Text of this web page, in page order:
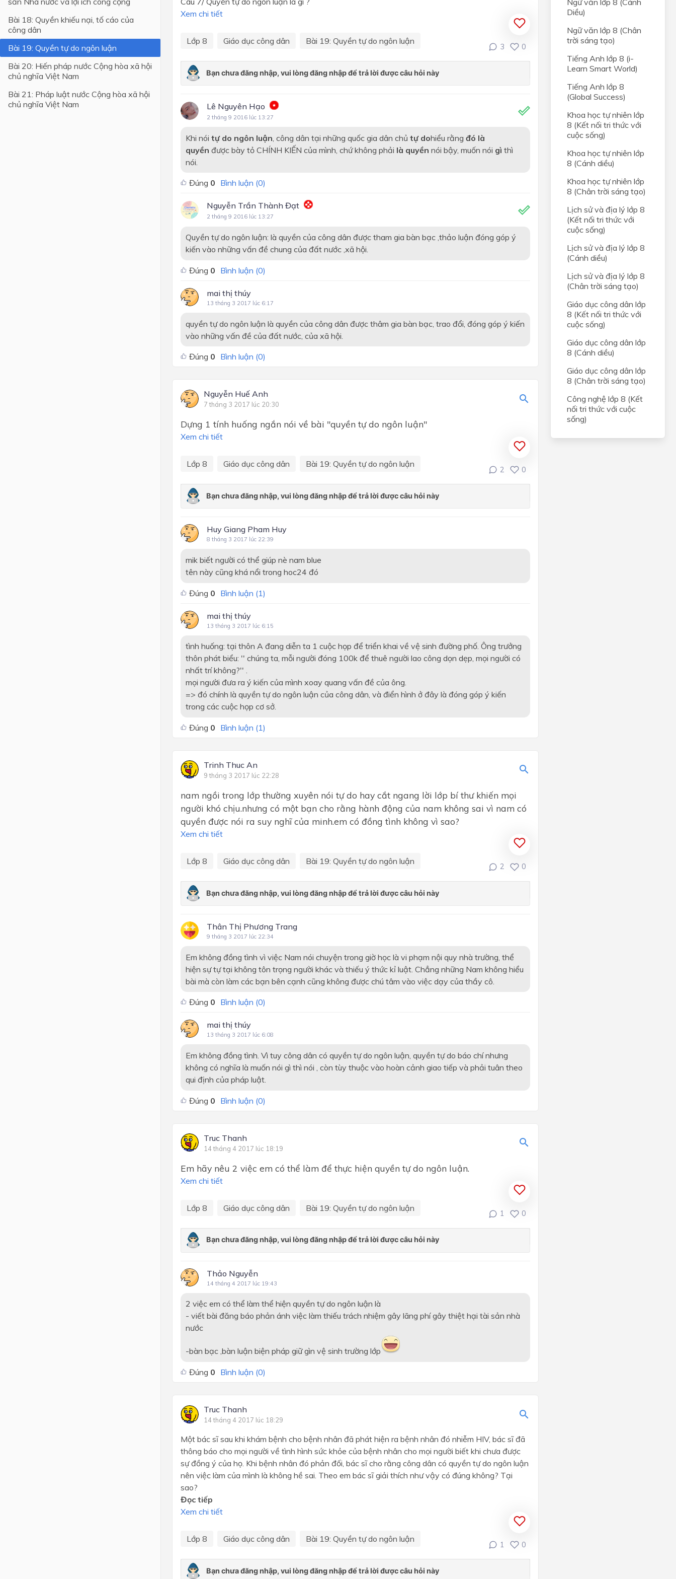
Lớp 4
Lớp 2
Lớp 1
Bài 18: Quyền khiếu nại, tố cáo của
công dân
Bài 19: Quyền tự do ngôn luận
Bài 20: Hiến pháp nước Cộng hòa xã hội
chủ nghĩa Việt Nam
Bài 21: Pháp luật nước Cộng hòa xã hội
chủ nghĩa Việt Nam
Xem chi tiết
Lớp 8 Giáo dục công dân Bài 19: Quyền tự do ngôn luận
3 0
Lê Nguyên Hạo
2 tháng 9 2016 lúc 13:27
Khi nói tự do ngôn luận , công dân tại những quốc gia dân chủ tự dohiểu rằng đó là
quyền được bày tỏ CHÍNH KIẾN của mình, chứ không phải là quyền nói bậy, muốn nói gì thì
nói.
Đúng 0 Bình luận (0)
Nguyễn Trần Thành Đạt
2 tháng 9 2016 lúc 13:27
Quyền tự do ngôn luận: là quyền của công dân được tham gia bàn bạc ,thảo luận đóng góp ý
kiến vào những vấn đề chung của đất nước ,xã hội.
Đúng 0 Bình luận (0)
mai thị thúy
13 tháng 3 2017 lúc 6:17
quyền tự do ngôn luận là quyền của công dân được thâm gia bàn bạc, trao đổi, đóng góp ý kiến
vào những vấn đề của đất nước, của xã hội.
Đúng 0 Bình luận (0)
Nguyễn Huế Anh
7 tháng 3 2017 lúc 20:30
Dựng 1 tính huống ngắn nói về bài "quyền tự do ngôn luận"
Xem chi tiết
Lớp 8 Giáo dục công dân Bài 19: Quyền tự do ngôn luận
2 0
Huy Giang Pham Huy
8 tháng 3 2017 lúc 22:39
mik biết người có thể giúp nè nam blue
tên này cũng khá nổi trong hoc24 đó
Đúng 0 Bình luận (1)
mai thị thúy
13 tháng 3 2017 lúc 6:15
tình huống: tại thôn A đang diễn ta 1 cuộc họp để triển khai về vệ sinh đường phố. Ông trưởng
thôn phát biểu: '' chúng ta, mỗi người đóng 100k để thuê người lao công dọn dẹp, mọi người có
nhất trí không?'' .
mọi người đưa ra ý kiến của mình xoay quang vấn đề của ông.
=> đó chính là quyền tự do ngôn luận của công dân, và điển hình ở đây là đóng góp ý kiến
trong các cuộc họp cơ sở.
Đúng 0 Bình luận (1)
Trinh Thuc An
9 tháng 3 2017 lúc 22:28
nam ngồi trong lớp thường xuyên nói tự do hay cắt ngang lời lớp bí thư khiến mọi
người khó chịu.nhưng có một bạn cho rằng hành động của nam không sai vì nam có
quyền được nói ra suy nghĩ của minh.em có đồng tình không vì sao?
Xem chi tiết
Lớp 8 Giáo dục công dân Bài 19: Quyền tự do ngôn luận
2 0
Thân Thị Phương Trang
9 tháng 3 2017 lúc 22:34
Em không đồng tình vì việc Nam nói chuyện trong giờ học là vi phạm nội quy nhà trường, thể
hiện sự tự tại không tôn trọng người khác và thiếu ý thức kỉ luật. Chẳng những Nam không hiểu
bài mà còn làm các bạn bên cạnh cũng không được chú tâm vào việc dạy của thầy cô.
Đúng 0 Bình luận (0)
mai thị thúy
13 tháng 3 2017 lúc 6:08
Em không đồng tình. Vì tuy công dân có quyền tự do ngôn luận, quyền tự do báo chí nhưng
không có nghĩa là muốn nói gì thì nói , còn tùy thuộc vào hoàn cảnh giao tiếp và phải tuân theo
qui định của pháp luật.
Đúng 0 Bình luận (0)
Truc Thanh
14 tháng 4 2017 lúc 18:19
Em hãy nêu 2 việc em có thể làm để thực hiện quyền tự do ngôn luận.
Xem chi tiết
Lớp 8 Giáo dục công dân Bài 19: Quyền tự do ngôn luận
1 0
Thảo Nguyễn
14 tháng 4 2017 lúc 19:43
2 việc em có thể làm thể hiện quyền tự do ngôn luận là
- viết bài đăng báo phản ánh việc làm thiếu trách nhiệm gây lãng phí gây thiệt hại tài sản nhà
nước
-bàn bạc ,bàn luận biện pháp giữ gìn vệ sinh trường lớp
Đúng 0 Bình luận (0)
Truc Thanh
14 tháng 4 2017 lúc 18:29
Một bác sĩ sau khi khám bệnh cho bệnh nhân đã phát hiện ra bệnh nhân đó nhiễm HIV, bác sĩ đã
thông báo cho mọi người về tình hình sức khỏe của bệnh nhân cho mọi người biết khi chưa được
sự đồng ý của họ. Khi bệnh nhân đó phản đối, bác sĩ cho rằng công dân có quyền tự do ngôn luận
nên việc làm của mình là không hề sai. Theo em bác sĩ giải thích như vậy có đúng không? Tại
sao?
Đọc tiếp
Xem chi tiết
Lớp 8 Giáo dục công dân Bài 19: Quyền tự do ngôn luận
1 0
Ngữ văn lớp 8 (Cánh
Diều)
Ngữ văn lớp 8 (Chân
trời sáng tạo)
Tiếng Anh lớp 8 (i-
Learn Smart World)
Tiếng Anh lớp 8
(Global Success)
Khoa học tự nhiên lớp
8 (Kết nối tri thức với
cuộc sống)
Khoa học tự nhiên lớp
8 (Cánh diều)
Khoa học tự nhiên lớp
8 (Chân trời sáng tạo)
Lịch sử và địa lý lớp 8
(Kết nối tri thức với
cuộc sống)
Lịch sử và địa lý lớp 8
(Cánh diều)
Lịch sử và địa lý lớp 8
(Chân trời sáng tạo)
Giáo dục công dân lớp
8 (Kết nối tri thức với
cuộc sống)
Giáo dục công dân lớp
8 (Cánh diều)
Giáo dục công dân lớp
8 (Chân trời sáng tạo)
Công nghệ lớp 8 (Kết
nối tri thức với cuộc
sống)